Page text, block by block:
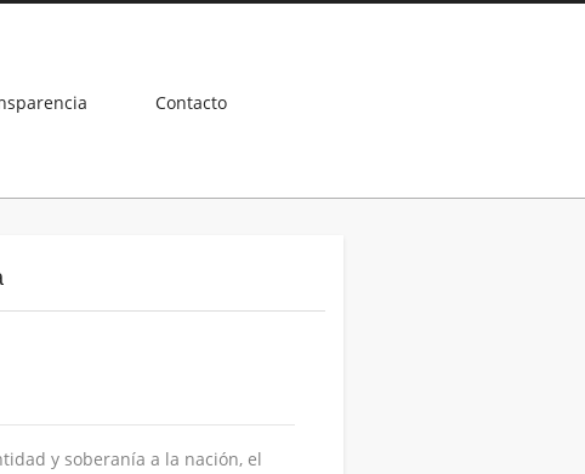
Contacto
y soberanía a la nación, el